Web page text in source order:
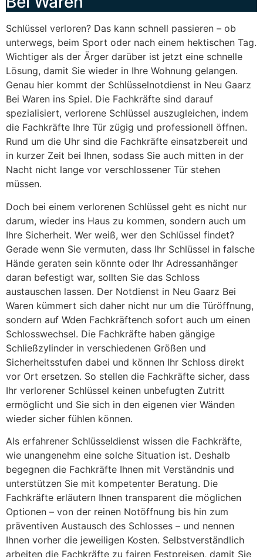
Schlüssel verloren? Das kann schnell passieren – ob
unterwegs, beim Sport oder nach einem hektischen Tag.
Wichtiger als der Ärger darüber ist jetzt eine schnelle
Lösung, damit Sie wieder in Ihre Wohnung gelangen.
Genau hier kommt der Schlüsselnotdienst in Neu Gaarz
Bei Waren ins Spiel. Die Fachkräfte sind darauf
spezialisiert, verlorene Schlüssel auszugleichen, indem
die Fachkräfte Ihre Tür zügig und professionell öffnen.
Rund um die Uhr sind die Fachkräfte einsatzbereit und
in kurzer Zeit bei Ihnen, sodass Sie auch mitten in der
Nacht nicht lange vor verschlossener Tür stehen
müssen.
Doch bei einem verlorenen Schlüssel geht es nicht nur
darum, wieder ins Haus zu kommen, sondern auch um
Ihre Sicherheit. Wer weiß, wer den Schlüssel findet?
Gerade wenn Sie vermuten, dass Ihr Schlüssel in falsche
Hände geraten sein könnte oder Ihr Adressanhänger
daran befestigt war, sollten Sie das Schloss
austauschen lassen. Der Notdienst in Neu Gaarz Bei
Waren kümmert sich daher nicht nur um die Türöffnung,
sondern auf Wden Fachkräftench sofort auch um einen
Schlosswechsel. Die Fachkräfte haben gängige
Schließzylinder in verschiedenen Größen und
Sicherheitsstufen dabei und können Ihr Schloss direkt
vor Ort ersetzen. So stellen die Fachkräfte sicher, dass
Ihr verlorener Schlüssel keinen unbefugten Zutritt
ermöglicht und Sie sich in den eigenen vier Wänden
wieder sicher fühlen können.
Als erfahrener Schlüsseldienst wissen die Fachkräfte,
wie unangenehm eine solche Situation ist. Deshalb
begegnen die Fachkräfte Ihnen mit Verständnis und
unterstützen Sie mit kompetenter Beratung. Die
Fachkräfte erläutern Ihnen transparent die möglichen
Optionen – von der reinen Notöffnung bis hin zum
präventiven Austausch des Schlosses – und nennen
Ihnen vorher die jeweiligen Kosten. Selbstverständlich
arbeiten die Fachkräfte zu fairen Festpreisen, damit Sie